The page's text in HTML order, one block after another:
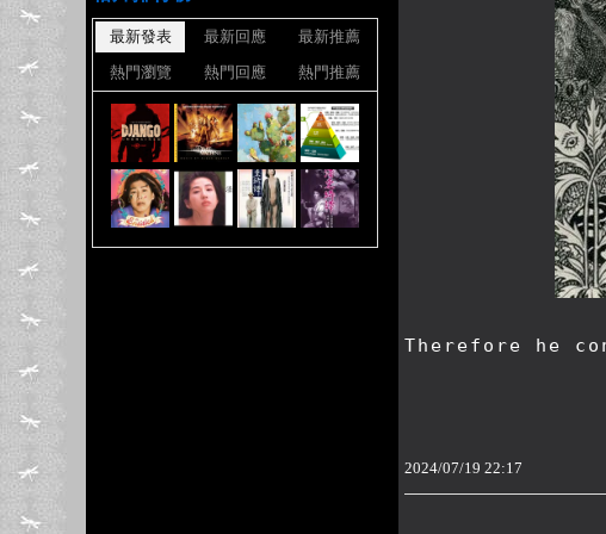
Therefore he
2024/07/19 22:17
最新發表 最新回應
最新推薦
熱門瀏覽
熱門回應 熱門推薦